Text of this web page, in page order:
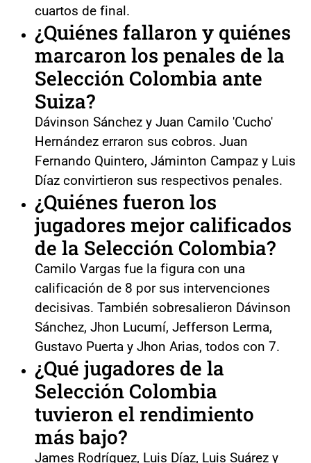
cuartos de final.
¿Quiénes fallaron y quiénes
marcaron los penales de la
Selección Colombia ante
Suiza?
Dávinson Sánchez y Juan Camilo 'Cucho'
Hernández erraron sus cobros. Juan
Fernando Quintero, Jáminton Campaz y Luis
Díaz convirtieron sus respectivos penales.
¿Quiénes fueron los
jugadores mejor calificados
de la Selección Colombia?
Camilo Vargas fue la figura con una
calificación de 8 por sus intervenciones
decisivas. También sobresalieron Dávinson
Sánchez, Jhon Lucumí, Jefferson Lerma,
Gustavo Puerta y Jhon Arias, todos con 7.
¿Qué jugadores de la
Selección Colombia
tuvieron el rendimiento
más bajo?
James Rodríguez, Luis Díaz, Luis Suárez y